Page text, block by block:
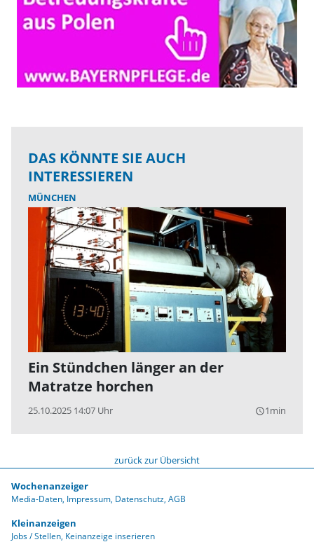
DAS KÖNNTE SIE AUCH
INTERESSIEREN
MÜNCHEN
Ein Stündchen länger an der
Matratze horchen
25.10.2025 14:07 Uhr query_builder1min
zurück zur Übersicht
Wochenanzeiger
Media-Daten Impressum Datenschutz AGB
Kleinanzeigen
Jobs / Stellen Keinanzeige inserieren